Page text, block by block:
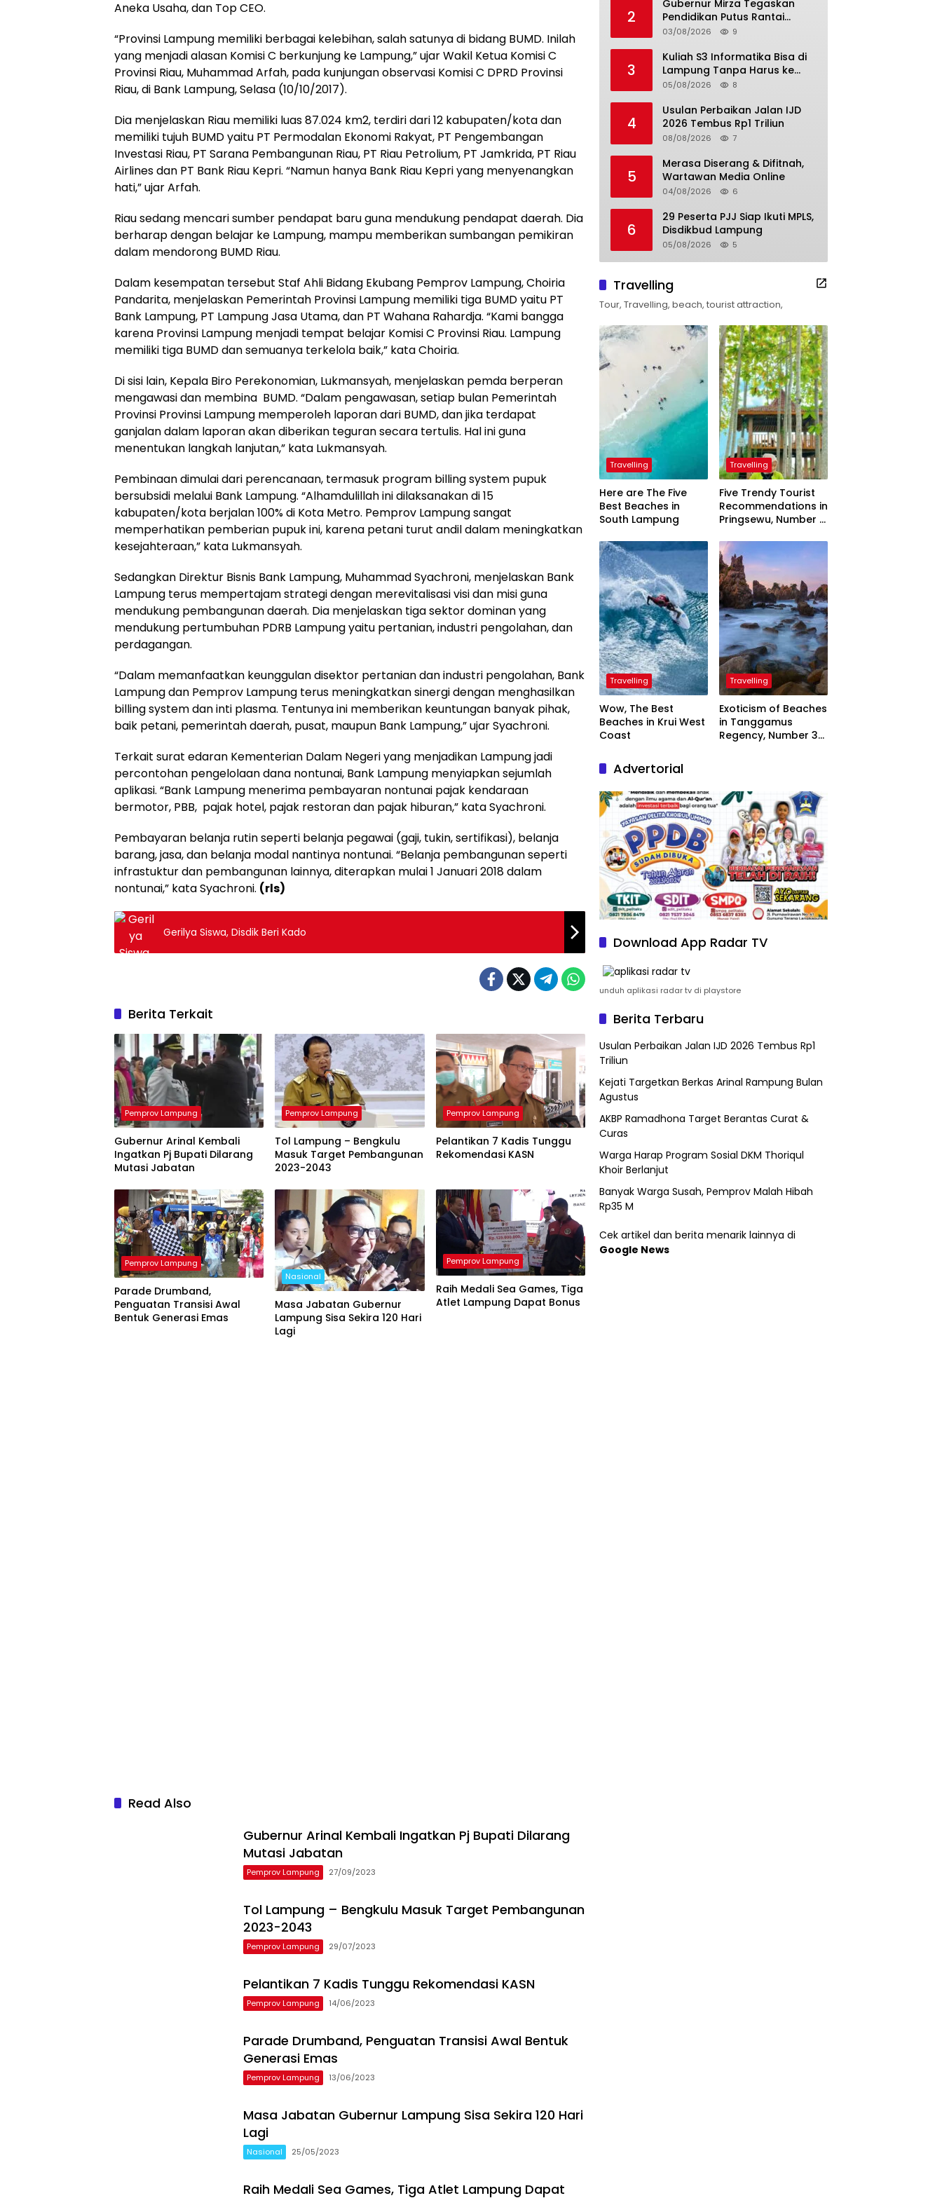
Aneka Usaha, dan Top CEO.
“Provinsi Lampung memiliki berbagai kelebihan, salah satunya di bidang BUMD. Inilah
yang menjadi alasan Komisi C berkunjung ke Lampung,” ujar Wakil Ketua Komisi C
Provinsi Riau, Muhammad Arfah, pada kunjungan observasi Komisi C DPRD Provinsi
Riau, di Bank Lampung, Selasa (10/10/2017).
Dia menjelaskan Riau memiliki luas 87.024 km2, terdiri dari 12 kabupaten/kota dan
memiliki tujuh BUMD yaitu PT Permodalan Ekonomi Rakyat, PT Pengembangan
Investasi Riau, PT Sarana Pembangunan Riau, PT Riau Petrolium, PT Jamkrida, PT Riau
Airlines dan PT Bank Riau Kepri. “Namun hanya Bank Riau Kepri yang menyenangkan
hati,” ujar Arfah.
Riau sedang mencari sumber pendapat baru guna mendukung pendapat daerah. Dia
berharap dengan belajar ke Lampung, mampu memberikan sumbangan pemikiran
dalam mendorong BUMD Riau.
Dalam kesempatan tersebut Staf Ahli Bidang Ekubang Pemprov Lampung, Choiria
Pandarita, menjelaskan Pemerintah Provinsi Lampung memiliki tiga BUMD yaitu PT
Bank Lampung, PT Lampung Jasa Utama, dan PT Wahana Rahardja. “Kami bangga
karena Provinsi Lampung menjadi tempat belajar Komisi C Provinsi Riau. Lampung
memiliki tiga BUMD dan semuanya terkelola baik,” kata Choiria.
Di sisi lain, Kepala Biro Perekonomian, Lukmansyah, menjelaskan pemda berperan
mengawasi dan membina BUMD. “Dalam pengawasan, setiap bulan Pemerintah
Provinsi Provinsi Lampung memperoleh laporan dari BUMD, dan jika terdapat
ganjalan dalam laporan akan diberikan teguran secara tertulis. Hal ini guna
menentukan langkah lanjutan,” kata Lukmansyah.
Pembinaan dimulai dari perencanaan, termasuk program billing system pupuk
bersubsidi melalui Bank Lampung. “Alhamdulillah ini dilaksanakan di 15
kabupaten/kota berjalan 100% di Kota Metro. Pemprov Lampung sangat
memperhatikan pemberian pupuk ini, karena petani turut andil dalam meningkatkan
kesejahteraan,” kata Lukmansyah.
Sedangkan Direktur Bisnis Bank Lampung, Muhammad Syachroni, menjelaskan Bank
Lampung terus mempertajam strategi dengan merevitalisasi visi dan misi guna
mendukung pembangunan daerah. Dia menjelaskan tiga sektor dominan yang
mendukung pertumbuhan PDRB Lampung yaitu pertanian, industri pengolahan, dan
perdagangan.
“Dalam memanfaatkan keunggulan disektor pertanian dan industri pengolahan, Bank
Lampung dan Pemprov Lampung terus meningkatkan sinergi dengan menghasilkan
billing system dan inti plasma. Tentunya ini memberikan keuntungan banyak pihak,
baik petani, pemerintah daerah, pusat, maupun Bank Lampung,” ujar Syachroni.
Terkait surat edaran Kementerian Dalam Negeri yang menjadikan Lampung jadi
percontohan pengelolaan dana nontunai, Bank Lampung menyiapkan sejumlah
aplikasi. “Bank Lampung menerima pembayaran nontunai pajak kendaraan
bermotor, PBB, pajak hotel, pajak restoran dan pajak hiburan,” kata Syachroni.
Pembayaran belanja rutin seperti belanja pegawai (gaji, tukin, sertifikasi), belanja
barang, jasa, dan belanja modal nantinya nontunai. “Belanja pembangunan seperti
infrastuktur dan pembangunan lainnya, diterapkan mulai 1 Januari 2018 dalam
nontunai,” kata Syachroni. (rls)
Gerilya Siswa, Disdik Beri Kado
Berita Terkait
Pemprov Lampung
Gubernur Arinal Kembali
Ingatkan Pj Bupati Dilarang
Mutasi Jabatan
Pemprov Lampung
Tol Lampung – Bengkulu
Masuk Target Pembangunan
2023-2043
Pemprov Lampung
Pelantikan 7 Kadis Tunggu
Rekomendasi KASN
Pemprov Lampung
Parade Drumband,
Penguatan Transisi Awal
Bentuk Generasi Emas
Nasional
Masa Jabatan Gubernur
Lampung Sisa Sekira 120 Hari
Lagi
Pemprov Lampung
Raih Medali Sea Games, Tiga
Atlet Lampung Dapat Bonus
Read Also
Gubernur Arinal Kembali Ingatkan Pj Bupati Dilarang
Mutasi Jabatan
Pemprov Lampung 27/09/2023
Tol Lampung – Bengkulu Masuk Target Pembangunan
2023-2043
Pemprov Lampung 29/07/2023
Pelantikan 7 Kadis Tunggu Rekomendasi KASN
Pemprov Lampung 14/06/2023
Parade Drumband, Penguatan Transisi Awal Bentuk
Generasi Emas
Pemprov Lampung 13/06/2023
Masa Jabatan Gubernur Lampung Sisa Sekira 120 Hari
Lagi
Nasional 25/05/2023
Raih Medali Sea Games, Tiga Atlet Lampung Dapat
2
Gubernur Mirza Tegaskan
Pendidikan Putus Rantai
Kemiskinan
03/08/2026 9
3
Kuliah S3 Informatika Bisa di
Lampung Tanpa Harus ke
Luar Daerah
05/08/2026 8
4
Usulan Perbaikan Jalan IJD
2026 Tembus Rp1 Triliun
08/08/2026 7
5
Merasa Diserang & Difitnah,
Wartawan Media Online
04/08/2026 6
6
29 Peserta PJJ Siap Ikuti MPLS,
Disdikbud Lampung
05/08/2026 5
Travelling
Tour, Travelling, beach, tourist attraction,
Travelling
Here are The Five
Best Beaches in
South Lampung
Travelling
Five Trendy Tourist
Recommendations in
Pringsewu, Number 3
President
Travelling
Wow, The Best
Beaches in Krui West
Coast
Travelling
Exoticism of Beaches
in Tanggamus
Regency, Number 3
Advertorial
Download App Radar TV
unduh aplikasi radar tv di playstore
Berita Terbaru
Usulan Perbaikan Jalan IJD 2026 Tembus Rp1
Triliun
Kejati Targetkan Berkas Arinal Rampung Bulan
Agustus
AKBP Ramadhona Target Berantas Curat &
Curas
Warga Harap Program Sosial DKM Thoriqul
Khoir Berlanjut
Banyak Warga Susah, Pemprov Malah Hibah
Rp35 M
Cek artikel dan berita menarik lainnya di
Google News